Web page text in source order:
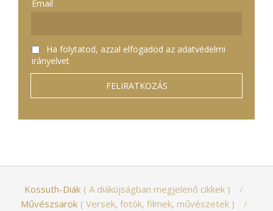
Email
Ha folytatod, azzal elfogadod az adatvédelmi
irányelvet
Kossuth-Diák
A diákújságban megjelenő cikkek
Művészsarok
Versek, fotók, filmek, művészetek